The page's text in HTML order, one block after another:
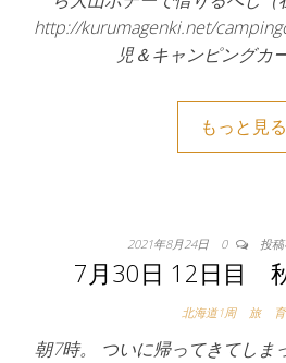
http://kurumagenki.net/
児＆キャンピングカ
もっと見る
2021年8月24日 0 投
7月30日 12日目
北海道1周 旅
朝7時。 ついに帰ってきてしま